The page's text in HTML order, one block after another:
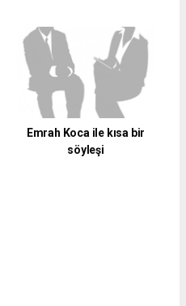
Emrah Koca ile kısa bir
söyleşi